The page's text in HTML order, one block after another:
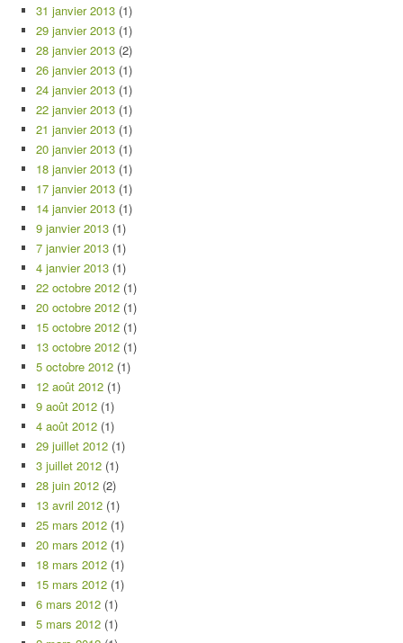
31 janvier 2013 (1)
29 janvier 2013 (1)
28 janvier 2013 (2)
26 janvier 2013 (1)
24 janvier 2013 (1)
22 janvier 2013 (1)
21 janvier 2013 (1)
20 janvier 2013 (1)
18 janvier 2013 (1)
17 janvier 2013 (1)
14 janvier 2013 (1)
9 janvier 2013 (1)
7 janvier 2013 (1)
4 janvier 2013 (1)
22 octobre 2012 (1)
20 octobre 2012 (1)
15 octobre 2012 (1)
13 octobre 2012 (1)
5 octobre 2012 (1)
12 août 2012 (1)
9 août 2012 (1)
4 août 2012 (1)
29 juillet 2012 (1)
3 juillet 2012 (1)
28 juin 2012 (2)
13 avril 2012 (1)
25 mars 2012 (1)
20 mars 2012 (1)
18 mars 2012 (1)
15 mars 2012 (1)
6 mars 2012 (1)
5 mars 2012 (1)